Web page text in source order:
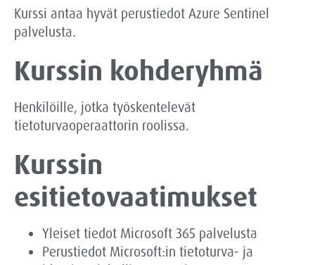
Kurssi antaa hyvät perustiedot Azure Sentinel
palvelusta.
Kurssin kohderyhmä
Henkilöille, jotka työskentelevät
tietoturvaoperaattorin roolissa.
Kurssin
esitietovaatimukset
Yleiset tiedot Microsoft 365 palvelusta
Perustiedot Microsoft:in tietoturva- ja